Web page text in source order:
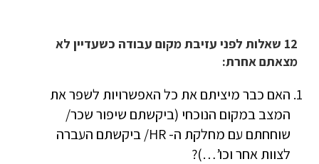
12 שאלות לפני עזיבת מקום עבודה כשעדיין לא
מצאתם אחרת:
האם כבר מיציתם את כל האפשרויות לשפר את
המצב במקום הנוכחי (ביקשתם שיפור שכר/
שוחחתם עם מחלקת ה- HR/ ביקשתם העברה
לצוות אחר וכו’…)?